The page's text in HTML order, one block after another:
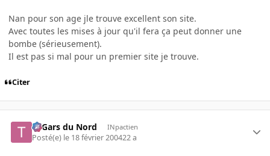
Nan pour son age jle trouve excellent son site.
Avec toutes les mises à jour qu'il fera ça peut donner une
bombe (sérieusement).
Il est pas si mal pour un premier site je trouve.
Citer
Ti Gars du Nord INpactien
Posté(e) le 18 février 200422 a